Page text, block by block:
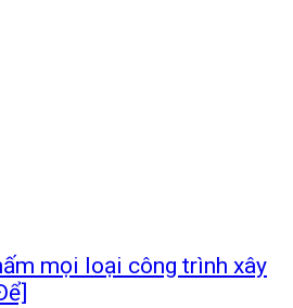
mọi loại công trình xây